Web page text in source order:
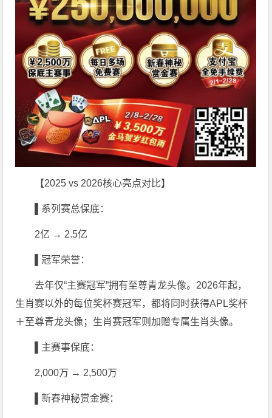
【2025 vs 2026核心亮点对比】
▌系列赛总保底：
2亿 → 2.5亿
▌冠军荣誉：
去年仅“主赛冠军”拥有至尊青龙头像。2026年起，
生肖赛以外的每位奖杯赛冠军，都将同时获得APL奖杯
＋至尊青龙头像；生肖赛冠军则加赠专属生肖头像。
▌主赛事保底：
2,000万 → 2,500万
▌新春神秘赏金赛：